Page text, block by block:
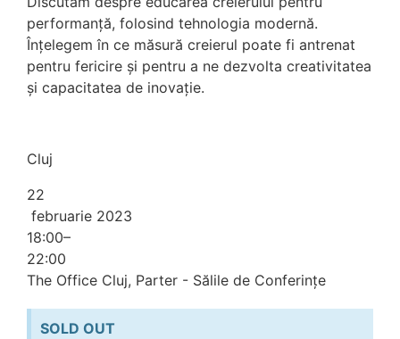
performanță, folosind tehnologia modernă.
Înțelegem în ce măsură creierul poate fi antrenat
pentru fericire și pentru a ne dezvolta creativitatea
și capacitatea de inovație.
Cluj
22
februarie 2023
18:00–
22:00
The Office Cluj, Parter - Sălile de Conferințe
SOLD OUT